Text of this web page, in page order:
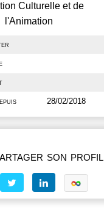
Culturelle et de
l'Animation
28/02/2018
son profil